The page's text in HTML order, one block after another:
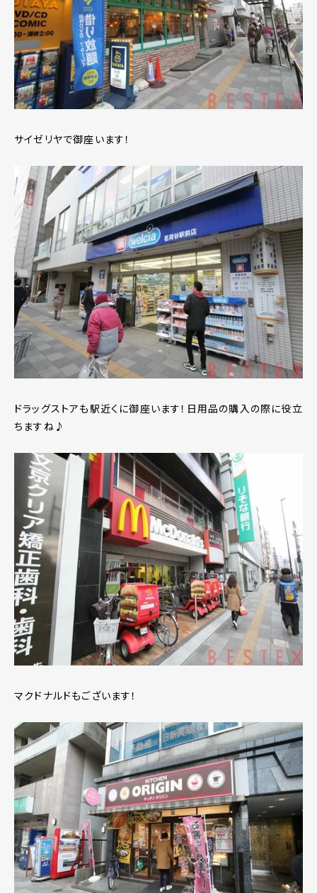
サイゼリヤで御座います！
ドラッグストアも駅近くに御座います！日用品の購入の際に役立
ちますね♪
マクドナルドもございます！